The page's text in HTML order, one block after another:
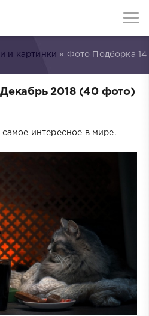
и картинки » Фото Подборка
2018 (40 фото)
интересное в мире.